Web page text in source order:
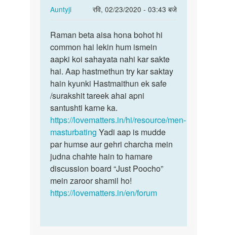
Auntyji
रवि, 02/23/2020 - 03:43 बजे
In
to
Sex
Karna
hai
by
Raman
Raman
beta
aisa
hona
bohot…
Raman beta aisa hona bohot hi
common hai lekin hum ismein
aapki koi sahayata nahi kar sakte
hai. Aap hastmethun try kar saktay
hain kyunki Hastmaithun ek safe
/surakshit tareek ahai apni
santushti karne ka.
https://lovematters.in/hi/resource/men-
masturbating Yadi aap is mudde
par humse aur gehri charcha mein
judna chahte hain to hamare
discussion board “Just Poocho”
mein zaroor shamil ho!
https://lovematters.in/en/forum